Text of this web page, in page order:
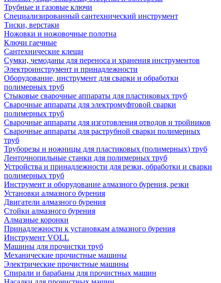
Трубные и газовые ключи
Специализированный сантехнический инструмент
Тиски, верстаки
Ножовки и ножовочные полотна
Ключи гаечные
Сантехнические клещи
Сумки, чемоданы для переноса и хранения инструментов
Электроинструмент и принадлежности
Оборудование, инструмент для сварки и обработки
полимерных труб
Стыковые сварочные аппараты для пластиковых труб
Сварочные аппараты для электромуфтовой сварки
полимерных труб
Сварочные аппараты для изготовления отводов и тройников
Сварочные аппараты для раструбной сварки полимерных
труб
Труборезы и ножницы для пластиковых (полимерных) труб
Ленточнопильные станки для полимерных труб
Устройства и принадлежности для резки, обработки и сварки
полимерных труб
Инструмент и оборудование алмазного бурения, резки
Установки алмазного бурения
Двигатели алмазного бурения
Стойки алмазного бурения
Алмазные коронки
Принадлежности к установкам алмазного бурения
Инструмент VOLL
Машины для прочистки труб
Механические прочистные машины
Электрические прочистные машины
Спирали и барабаны для прочистных машин